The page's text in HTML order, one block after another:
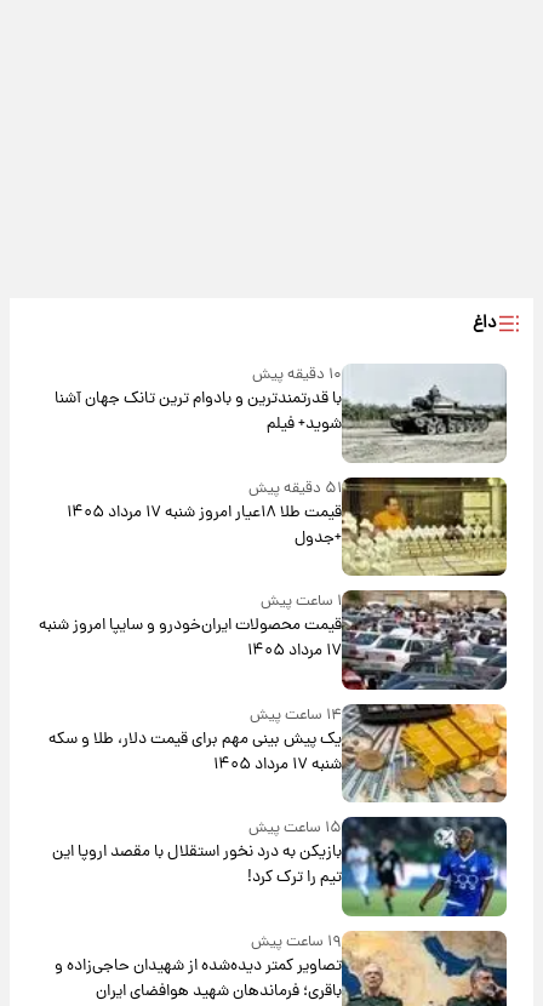
داغ
۱۰ دقیقه پیش
با قدرتمندترین و بادوام ترین تانک جهان آشنا
شوید+ فیلم
۵۱ دقیقه پیش
قیمت طلا ۱۸عیار امروز شنبه ۱۷ مرداد ۱۴۰۵
+جدول
۱ ساعت پیش
قیمت محصولات ایران‌خودرو و سایپا امروز شنبه
۱۷ مرداد ۱۴۰۵
۱۴ ساعت پیش
یک پیش ‌بینی مهم برای قیمت دلار، طلا و سکه
شنبه ۱۷ مرداد ۱۴۰۵
۱۵ ساعت پیش
بازیکن به درد نخور استقلال با مقصد اروپا این
تیم را ترک کرد!
۱۹ ساعت پیش
تصاویر کمتر دیده‌شده از شهیدان حاجی‌زاده و
باقری؛ فرماندهان شهید هوافضای ایران